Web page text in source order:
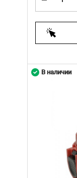
В наличии